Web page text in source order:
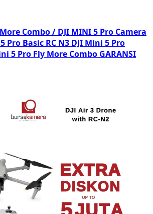
Combo / DJI MINI 5 Pro Camera
Pro Basic RC N3 DJI Mini 5 Pro
5 Pro Fly More Combo GARANSI